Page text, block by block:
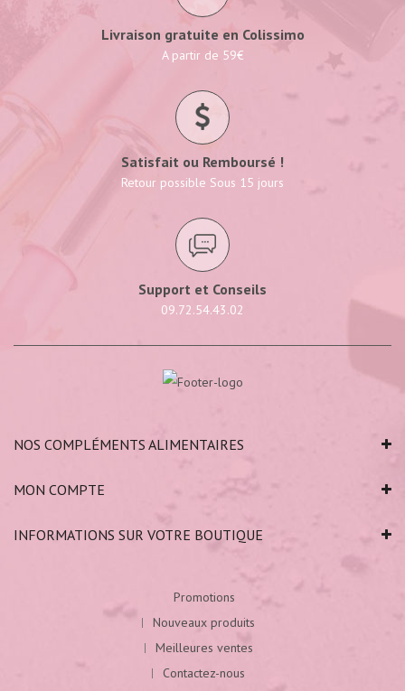
Livraison gratuite en Colissimo
A partir de 59€
Satisfait ou Remboursé !
Retour possible Sous 15 jours
Support et Conseils
09.72.54.43.02
NOS COMPLÉMENTS ALIMENTAIRES
MON COMPTE
INFORMATIONS SUR VOTRE BOUTIQUE
Promotions
Nouveaux produits
Meilleures ventes
Contactez-nous